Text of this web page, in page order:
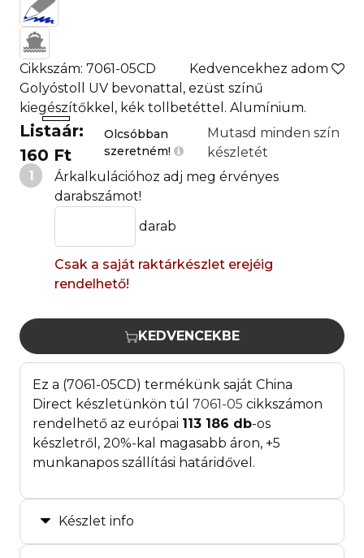
Cikkszám: 7061-05CD
Kedvencekhez adom
Golyóstoll UV bevonattal, ezüst színű
kiegészítőkkel, kék tollbetéttel. Alumínium.
Listaár:
160 Ft
Olcsóbban
szeretném!
Mutasd minden szín
készletét
1
Árkalkulációhoz adj meg érvényes
darabszámot!
darab
Csak a saját raktárkészlet erejéig
rendelhető!
KEDVENCEKBE
Készlet info
Ez a (7061-05CD) termékünk saját China
Direct készletünkön túl 7061-05 cikkszámon
rendelhető az európai 113 186 db-os
készletről, 20%-kal magasabb áron, +5
munkanapos szállítási határidővel.